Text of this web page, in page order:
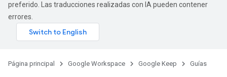
preferido. Las traducciones realizadas con IA pueden contener
errores.
Página principal Google Workspace Google Keep Guías